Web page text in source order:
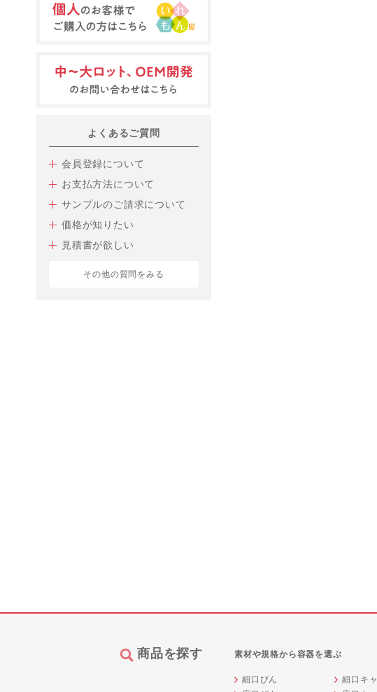
よくあるご質問
会員登録について
お支払方法について
サンプルのご請求について
価格が知りたい
見積書が欲しい
その他の質問をみる
商品を探す 素材や規格から容器を選ぶ
細口びん
細口キ